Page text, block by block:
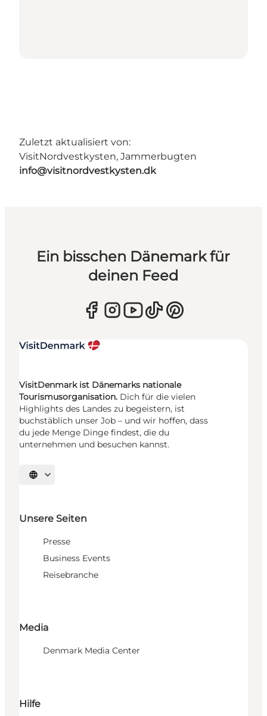
Zuletzt aktualisiert von:
VisitNordvestkysten, Jammerbugten
info@visitnordvestkysten.dk
Ein bisschen Dänemark für
deinen Feed
VisitDenmark ist Dänemarks nationale
Tourismusorganisation. Dich für die vielen
Highlights des Landes zu begeistern, ist
buchstäblich unser Job – und wir hoffen, dass
du jede Menge Dinge findest, die du
unternehmen und besuchen kannst.
Sprache auswählen
Unsere Seiten
Presse
Business Events
Reisebranche
Media
Denmark Media Center
Hilfe